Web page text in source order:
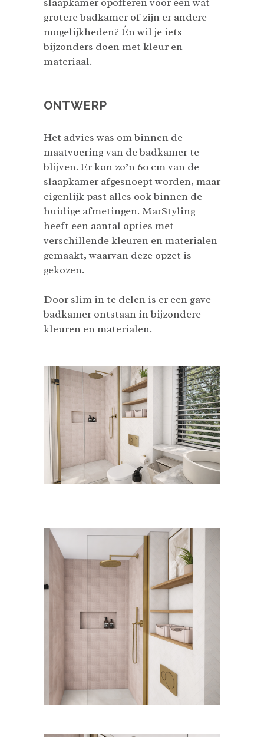
grotere badkamer of zijn er andere
mogelijkheden? Én wil je iets
bijzonders doen met kleur en
materiaal.
ONTWERP
Het advies was om binnen de
maatvoering van de badkamer te
blijven. Er kon zo’n 60 cm van de
slaapkamer afgesnoept worden, maar
eigenlijk past alles ook binnen de
huidige afmetingen. MarStyling
heeft een aantal opties met
verschillende kleuren en materialen
gemaakt, waarvan deze opzet is
gekozen.
Door slim in te delen is er een gave
badkamer ontstaan in bijzondere
kleuren en materialen.